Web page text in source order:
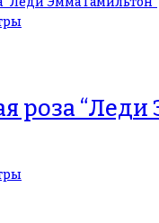
роза “Леди